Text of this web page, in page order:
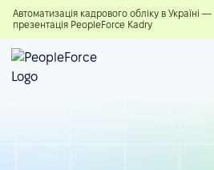
Автоматизація кадрового обліку в Україні —
презентація PeopleForce Kadry